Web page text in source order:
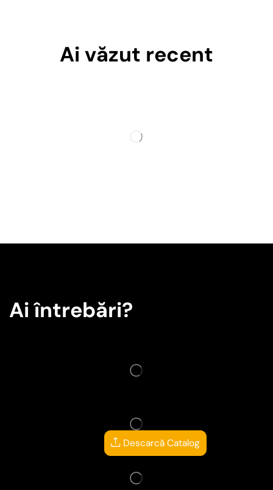
Ai văzut recent
Ai întrebări?
Descarcă Catalog